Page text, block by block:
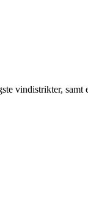
vindistrikter,